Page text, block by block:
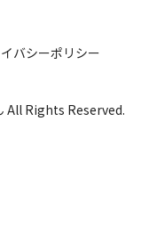
バシーポリシー
Rights Reserved.